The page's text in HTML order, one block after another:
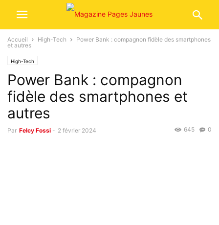
Accueil High-Tech
Power Bank : compagnon fidèle des smartphones
et autres
High-Tech
Power Bank : compagnon
fidèle des smartphones et
autres
Par Felcy Fossi - 2 février 2024 0
645